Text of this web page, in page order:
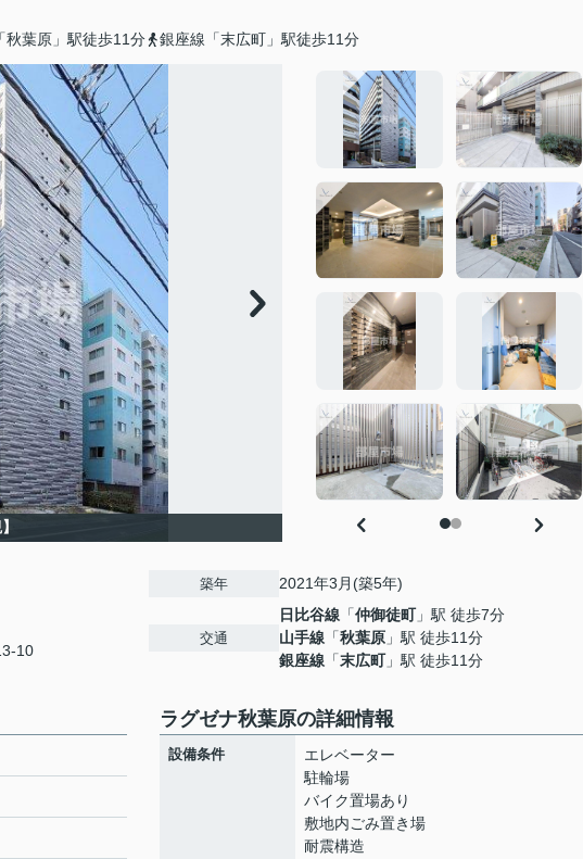
秋葉原」駅徒歩11分 銀座線「末広町」駅徒歩11分
10
築年 2021年3月(築5年)
交通
日比谷線 「仲御徒町」駅 徒歩7分
山手線 「秋葉原 」駅 徒歩11分
銀座線 「末広町」駅 徒歩11分
ラグゼナ秋葉原の詳細情報
設備条件
エレベーター
駐輪場
バイク置場あり
敷地内ごみ置き場
耐震構造